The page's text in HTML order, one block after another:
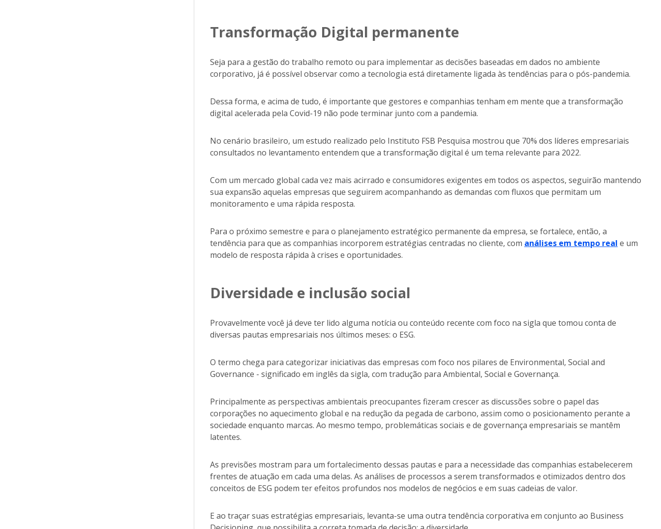
Transformação Digital permanente
Seja para a gestão do trabalho remoto ou para implementar as decisões baseadas em dados no ambiente
corporativo, já é possível observar como a tecnologia está diretamente ligada às tendências para o pós-pandemia.
Dessa forma, e acima de tudo, é importante que gestores e companhias tenham em mente que a transformação
digital acelerada pela Covid-19 não pode terminar junto com a pandemia.
No cenário brasileiro, um estudo realizado pelo Instituto FSB Pesquisa mostrou que 70% dos líderes empresariais
consultados no levantamento entendem que a transformação digital é um tema relevante para 2022.
Com um mercado global cada vez mais acirrado e consumidores exigentes em todos os aspectos, seguirão mantendo
sua expansão aquelas empresas que seguirem acompanhando as demandas com fluxos que permitam um
monitoramento e uma rápida resposta.
Para o próximo semestre e para o planejamento estratégico permanente da empresa, se fortalece, então, a
tendência para que as companhias incorporem estratégias centradas no cliente, com análises em tempo real e um
modelo de resposta rápida à crises e oportunidades.
Diversidade e inclusão social
Provavelmente você já deve ter lido alguma notícia ou conteúdo recente com foco na sigla que tomou conta de
diversas pautas empresariais nos últimos meses: o ESG.
O termo chega para categorizar iniciativas das empresas com foco nos pilares de Environmental, Social and
Governance - significado em inglês da sigla, com tradução para Ambiental, Social e Governança.
Principalmente as perspectivas ambientais preocupantes fizeram crescer as discussões sobre o papel das
corporações no aquecimento global e na redução da pegada de carbono, assim como o posicionamento perante a
sociedade enquanto marcas. Ao mesmo tempo, problemáticas sociais e de governança empresariais se mantêm
latentes.
As previsões mostram para um fortalecimento dessas pautas e para a necessidade das companhias estabelecerem
frentes de atuação em cada uma delas. As análises de processos a serem transformados e otimizados dentro dos
conceitos de ESG podem ter efeitos profundos nos modelos de negócios e em suas cadeias de valor.
E ao traçar suas estratégias empresariais, levanta-se uma outra tendência corporativa em conjunto ao Business